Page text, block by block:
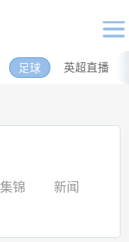
足球 英超直播
集锦 新闻